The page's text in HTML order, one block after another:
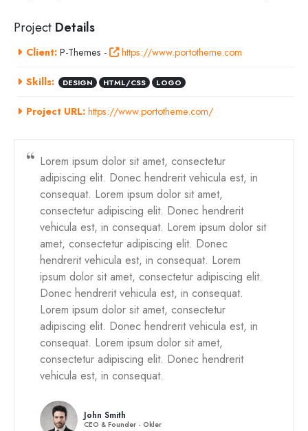
Project Details
Client: P-Themes - https://www.portotheme.com
Skills: DESIGN HTML/CSS LOGO
Project URL: https://www.portotheme.com/
Lorem ipsum dolor sit amet, consectetur
adipiscing elit. Donec hendrerit vehicula est, in
consequat. Lorem ipsum dolor sit amet,
consectetur adipiscing elit. Donec hendrerit
vehicula est, in consequat. Lorem ipsum dolor sit
amet, consectetur adipiscing elit. Donec
hendrerit vehicula est, in consequat. Lorem
ipsum dolor sit amet, consectetur adipiscing elit.
Donec hendrerit vehicula est, in consequat.
Lorem ipsum dolor sit amet, consectetur
adipiscing elit. Donec hendrerit vehicula est, in
consequat. Lorem ipsum dolor sit amet,
consectetur adipiscing elit. Donec hendrerit
vehicula est, in consequat.
John Smith
CEO & Founder - Okler